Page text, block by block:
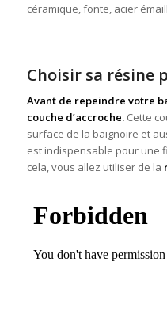
céramique, fonte, acier
Choisir sa résine
Avant de repeindre votre
couche d’accroche.Cette
surface de la baignoire et
est indispensable pour une
cela, vous allez utiliser de la